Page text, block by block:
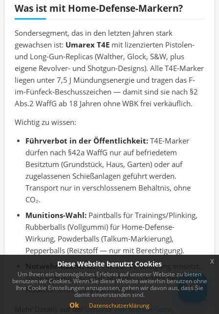
Was ist mit Home-Defense-Markern?
Sondersegment, das in den letzten Jahren stark
gewachsen ist: Umarex T4E mit lizenzierten Pistolen-
und Long-Gun-Replicas (Walther, Glock, S&W, plus
eigene Revolver- und Shotgun-Designs). Alle T4E-Marker
liegen unter 7,5 J Mündungsenergie und tragen das F-
im-Fünfeck-Beschusszeichen — damit sind sie nach §2
Abs.2 WaffG ab 18 Jahren ohne WBK frei verkäuflich.
Wichtig zu wissen:
Führverbot in der Öffentlichkeit: T4E-Marker
dürfen nach §42a WaffG nur auf befriedetem
Besitztum (Grundstück, Haus, Garten) oder auf
zugelassenen Schießanlagen geführt werden.
Transport nur in verschlossenem Behältnis, ohne
CO₂.
Munitions-Wahl: Paintballs für Trainings/Plinking,
Rubberballs (Vollgummi) für Home-Defense-
Wirkung, Powderballs (Talkum-Markierung),
Pepperballs (Reizstoff — nur mit Berechtigung).
Notwehr-Recht:Wer T4E zur Verteidigung einsetzt,
sollte sich mit §32 StGB und den Grenzen der
Notwehr-Mittel vertraut machen.
Mehr Details auf der Umarex T4E Marker-Seite
Diese Website benutzt Cookies
Um Ihnen ein bestmögliches Erlebnis auf unserer Website zu bieten
benutzen wir Cookies. Wenn Sie diese Website weiterhin benutzen ohne
Ihre Cookie Einstellungen anzupassen, gehen wir davon aus, dass Sie
damit einverstanden sind.
Ok Datenschutzerklärung
x